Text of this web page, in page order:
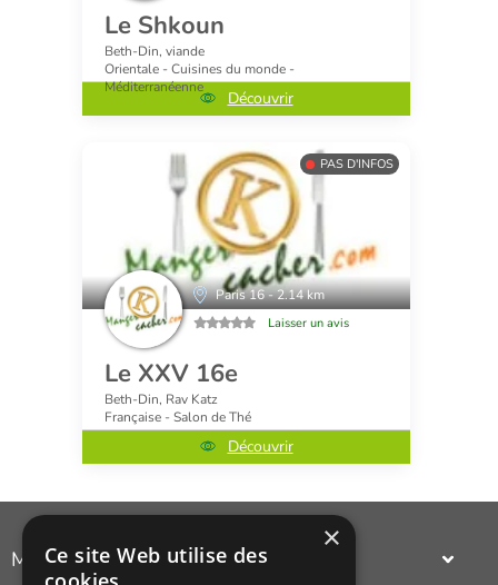
Le Shkoun
Beth-Din, viande
Orientale - Cuisines du monde -
Méditerranéenne
Découvrir
PAS D'INFOS
Paris 16 - 2.14 km
Laisser un avis
Le XXV 16e
Beth-Din, Rav Katz
Française - Salon de Thé
Découvrir
Manger Cacher
×
Ce site Web utilise des